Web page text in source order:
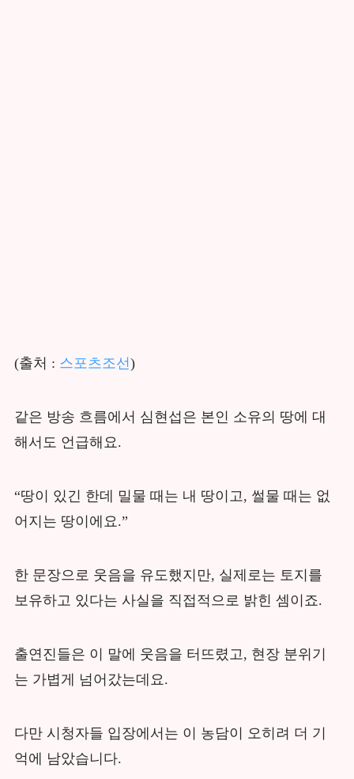
(출처 : 스포츠조선)
같은 방송 흐름에서 심현섭은 본인 소유의 땅에 대
해서도 언급해요.
“땅이 있긴 한데 밀물 때는 내 땅이고, 썰물 때는 없
어지는 땅이에요.”
한 문장으로 웃음을 유도했지만, 실제로는 토지를
보유하고 있다는 사실을 직접적으로 밝힌 셈이죠.
출연진들은 이 말에 웃음을 터뜨렸고, 현장 분위기
는 가볍게 넘어갔는데요.
다만 시청자들 입장에서는 이 농담이 오히려 더 기
억에 남았습니다.